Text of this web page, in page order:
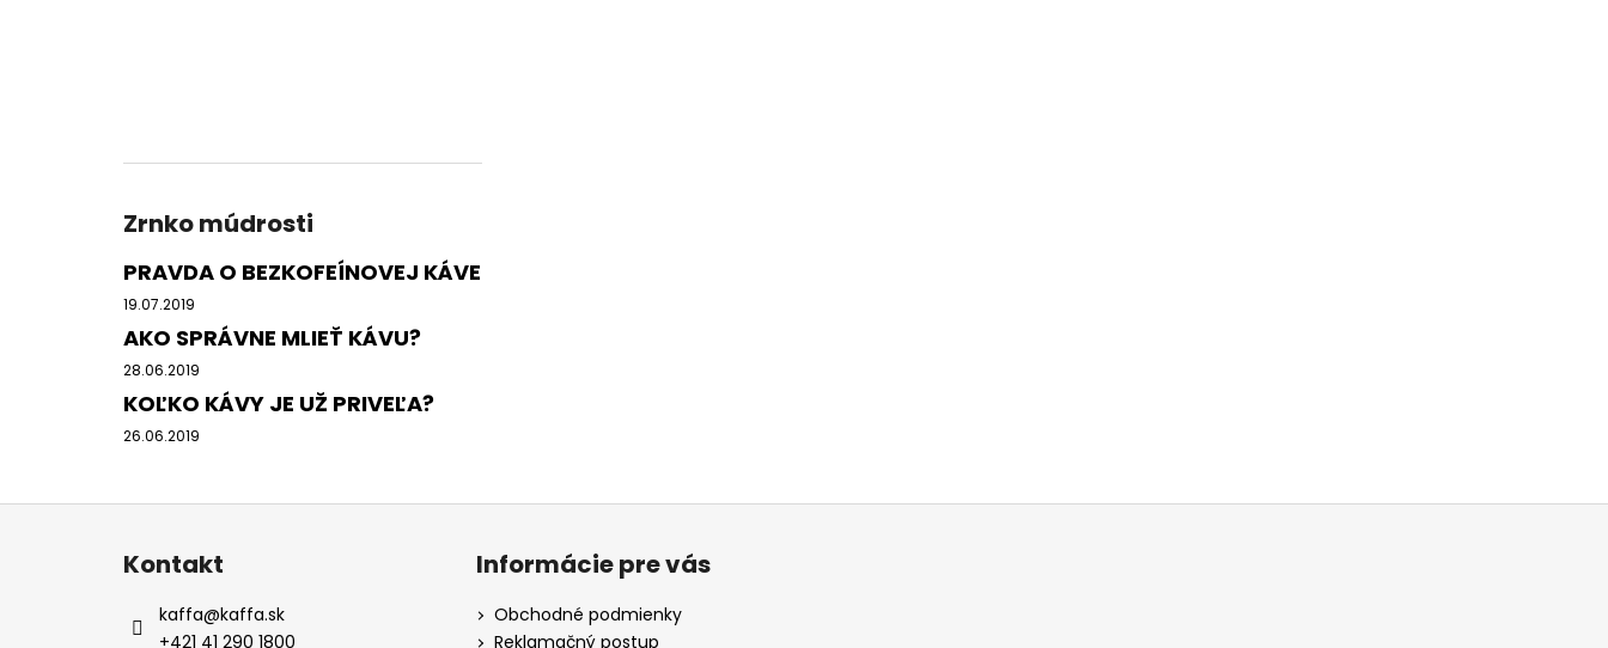
Zrnko múdrosti
PRAVDA O BEZKOFEÍNOVEJ KÁVE
19.07.2019
AKO SPRÁVNE MLIEŤ KÁVU?
28.06.2019
KOĽKO KÁVY JE UŽ PRIVEĽA?
26.06.2019
Kontakt
kaffa@kaffa.sk
+421 41 290 1800
Informácie pre vás
Obchodné podmienky
Reklamačný postup